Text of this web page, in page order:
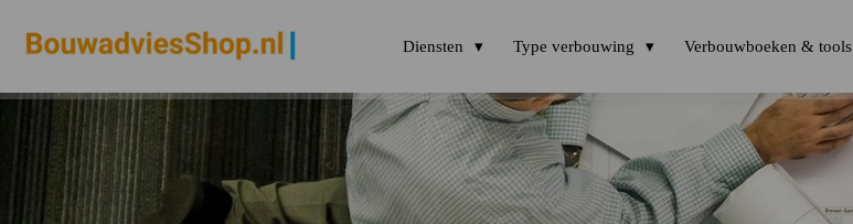
Diensten Type verbouwing Verbouwboeken & tools